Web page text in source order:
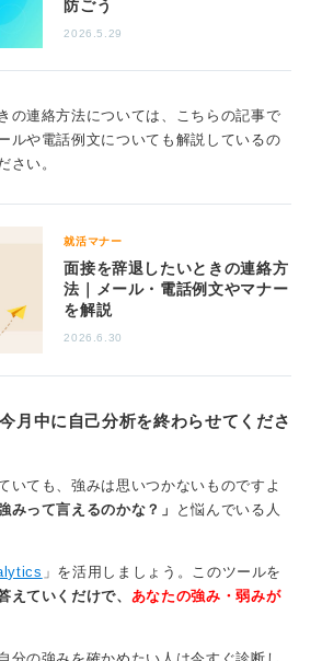
謝を伝え、その上で丁寧に相談して
ある」といった意欲を添えること
いう誤解を防げるでしょう。嘘をつ
時間を確保し、自分自身が納得でき
てくださいね。
防ごう
2026.5.29
の連絡方法については、こちらの記事で
ルや電話例文についても解説しているの
さい。
就活マナー
面接を辞退したいときの連絡方
法｜メール・電話例文やマナー
を解説
2026.6.30
月中に自己分析を終わらせてくださ
いても、強みは思いつかないものですよ
みって言えるのかな？」
と悩んでいる人
」を活用しましょう。このツールを
えていくだけで、 あなたの強み・弱みが